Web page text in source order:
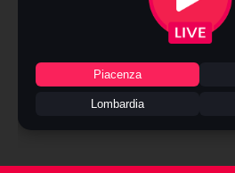
Piacenza
Lombardia